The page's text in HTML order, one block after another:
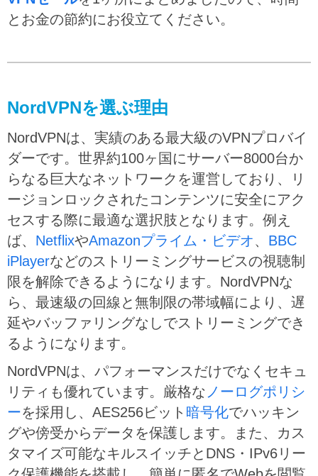
とお金の節約にお役立てください。
NordVPNを選ぶ理由
NordVPNは、実績のある最大級のVPNプロバイ
ダーです。世界約100ヶ国にサーバー8000台か
らなる巨大なネットワークを運営しており、リ
ージョンロックされたコンテンツに安全にアク
セスする際に最適な選択肢となります。例え
ば、 NetflixやAmazonプライム・ビデオ、 BBC
iPlayerなどのストリーミングサービスの視聴制
限を解除できるようになります。NordVPNな
ら、最速級の回線と無制限の帯域幅により、遅
延やバッファリングなしでストリーミングでき
るようになります。
NordVPNは、パフォーマンスだけでなくセキュ
リティも優れています。厳格な ノーログポリシ
ーを採用し、AES256ビット 暗号化でハッキン
グや傍受からデータを保護します。また、カス
タマイズ可能なキルスイッチとDNS・IPv6リー